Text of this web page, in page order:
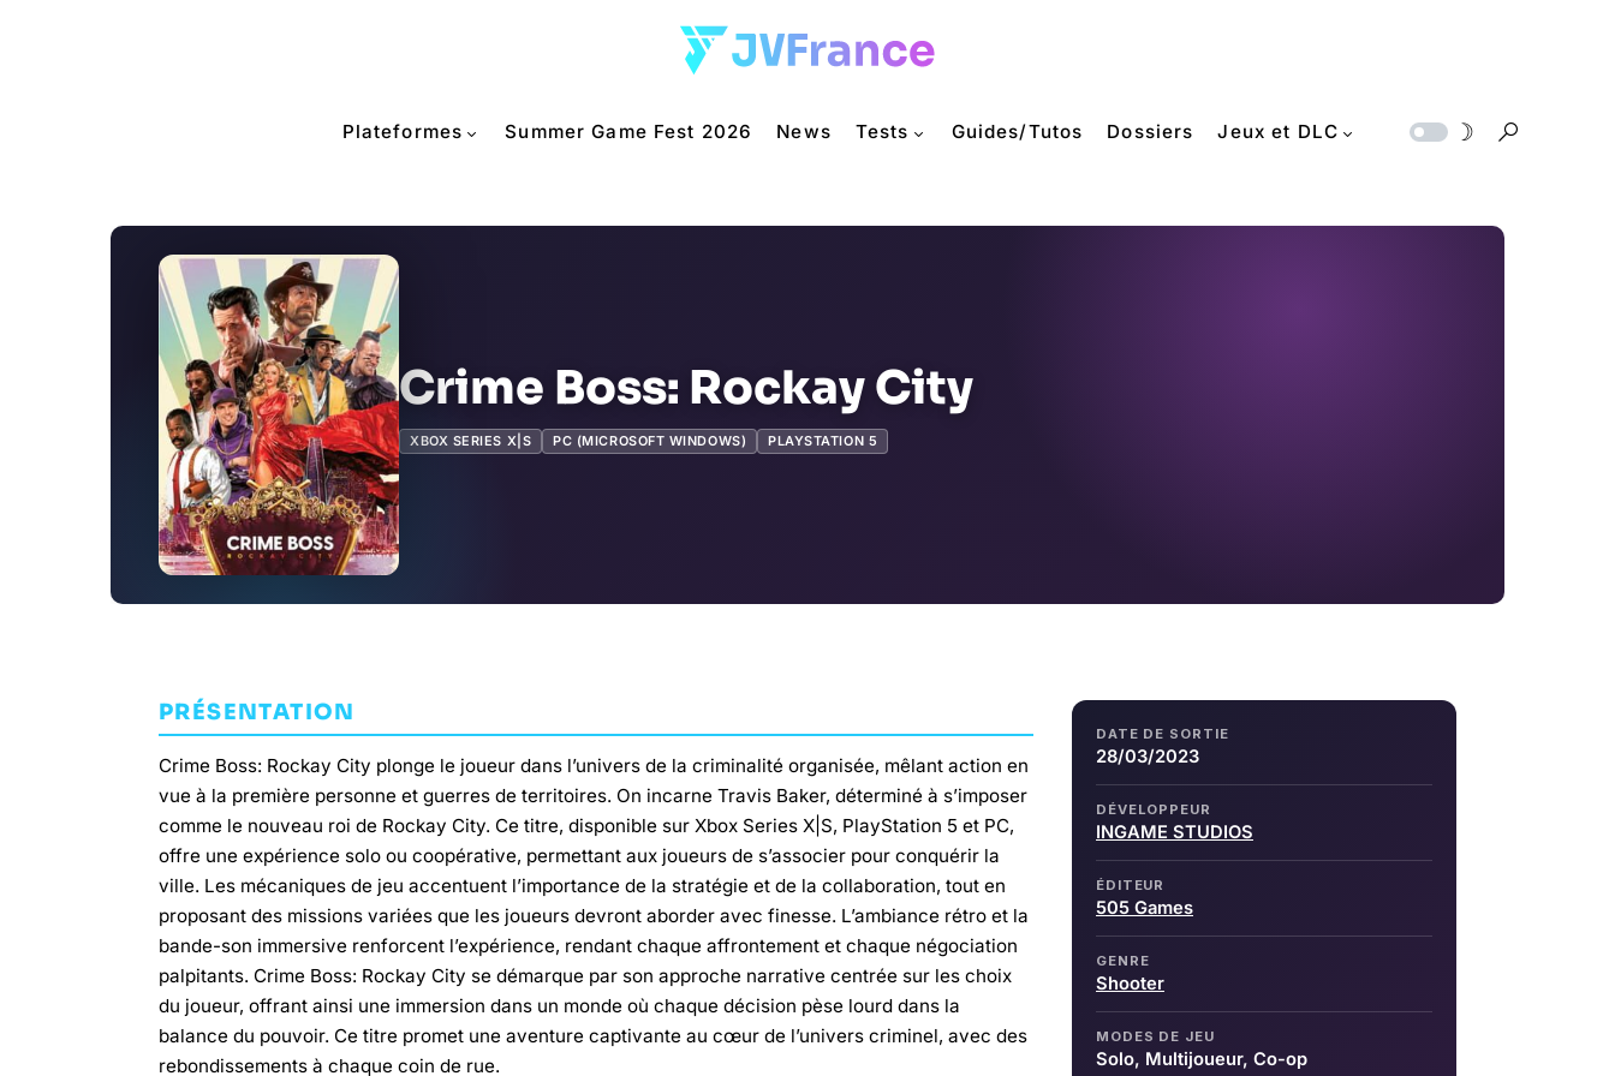
Plateformes Summer Game Fest 2026 News Tests Guides/Tutos Dossiers Jeux et DLC
Crime Boss: Rockay City
XBOX SERIES X|S PC (MICROSOFT WINDOWS) PLAYSTATION 5
PRÉSENTATION
Crime Boss: Rockay City plonge le joueur dans l’univers de la criminalité organisée, mêlant action en
vue à la première personne et guerres de territoires. On incarne Travis Baker, déterminé à s’imposer
comme le nouveau roi de Rockay City. Ce titre, disponible sur Xbox Series X|S, PlayStation 5 et PC,
offre une expérience solo ou coopérative, permettant aux joueurs de s’associer pour conquérir la
ville. Les mécaniques de jeu accentuent l’importance de la stratégie et de la collaboration, tout en
proposant des missions variées que les joueurs devront aborder avec finesse. L’ambiance rétro et la
bande-son immersive renforcent l’expérience, rendant chaque affrontement et chaque négociation
palpitants. Crime Boss: Rockay City se démarque par son approche narrative centrée sur les choix
du joueur, offrant ainsi une immersion dans un monde où chaque décision pèse lourd dans la
balance du pouvoir. Ce titre promet une aventure captivante au cœur de l’univers criminel, avec des
rebondissements à chaque coin de rue.
DATE DE SORTIE
28/03/2023
DÉVELOPPEUR
INGAME STUDIOS
ÉDITEUR
505 Games
GENRE
Shooter
MODES DE JEU
Solo, Multijoueur, Co-op